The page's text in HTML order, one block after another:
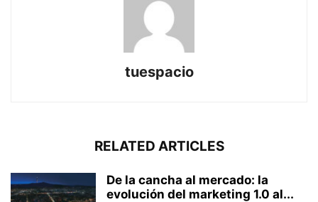
tuespacio
RELATED ARTICLES
De la cancha al mercado: la
evolución del marketing 1.0 al...